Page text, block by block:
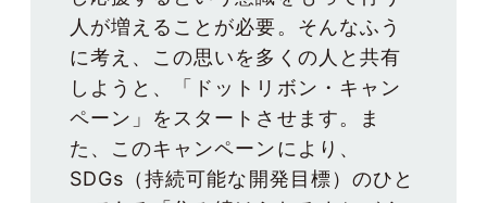
人が増えることが必要。そんなふう
に考え、この思いを多くの人と共有
しようと、「ドットリボン・キャン
ペーン」をスタートさせます。ま
た、このキャンペーンにより、
SDGs（持続可能な開発目標）のひと